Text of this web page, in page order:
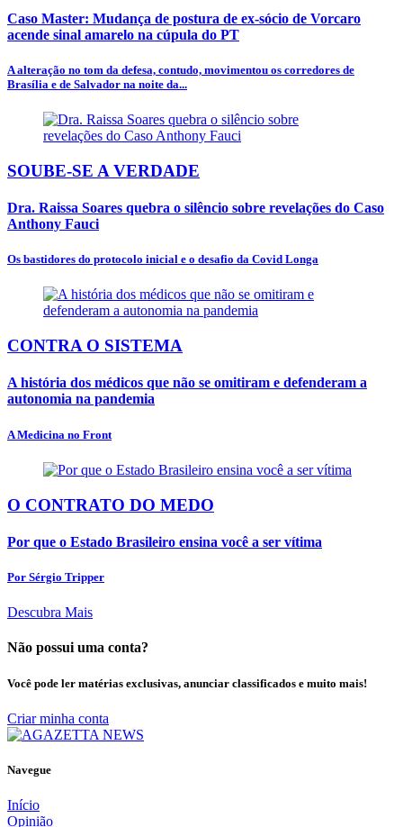
Caso Master: Mudança de postura de ex-sócio de Vorcaro
acende sinal amarelo na cúpula do PT
A alteração no tom da defesa, contudo, movimentou os corredores de
Brasília e de Salvador na noite da...
SOUBE-SE A VERDADE
Dra. Raissa Soares quebra o silêncio sobre revelações do Caso
Anthony Fauci
Os bastidores do protocolo inicial e o desafio da Covid Longa
CONTRA O SISTEMA
A história dos médicos que não se omitiram e defenderam a
autonomia na pandemia
A Medicina no Front
O CONTRATO DO MEDO
Por que o Estado Brasileiro ensina você a ser vítima
Por Sérgio Tripper
Descubra Mais
Não possui uma conta?
Você pode ler matérias exclusivas, anunciar classificados e muito mais!
Criar minha conta
Navegue
Início
Opinião